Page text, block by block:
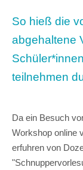
So hieß die
abgehaltene
teilnehmen
Da ein Besuch
Workshop online
erfuhren von